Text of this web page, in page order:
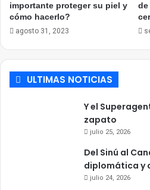
importante proteger su piel y
cómo hacerlo?
agosto 31, 2023
de
ULTIMAS NOTICIAS
Y el
zapato
julio 25, 2026
Del Sinú al
diplomática y
julio 24, 2026